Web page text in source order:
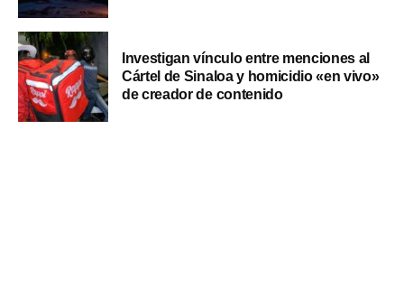
Investigan vínculo entre menciones al
Cártel de Sinaloa y homicidio «en vivo»
de creador de contenido